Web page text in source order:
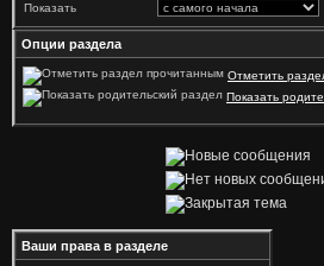
Показать
Опции раздела
Отметить
Показать
Ваши права в разделе